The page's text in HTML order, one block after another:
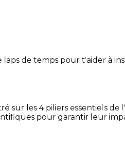
de temps pour t'aider à
sur les 4 piliers essentiels de
pour garantir leur